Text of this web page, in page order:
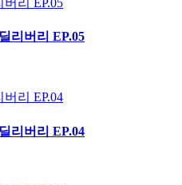
리버리 EP.05
리버리 EP.04